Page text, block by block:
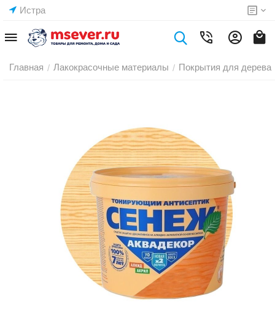
Истра
Главная / Лакокрасочные материалы / Покрытия для дерева